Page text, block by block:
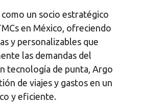
un socio estratégico
en México, ofreciendo
y personalizables que
las demandas del
tecnología de punta, Argo
de viajes y gastos en un
y eficiente.